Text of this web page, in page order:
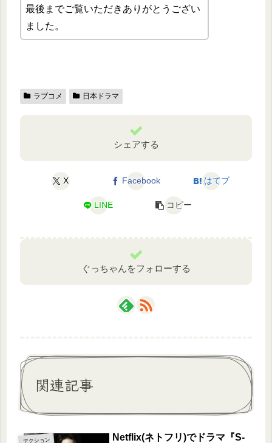
最後までご覧いただきありがとうござい
ました。
ラブコメ 日本ドラマ
シェアする
X Facebook はてブ
LINE コピー
ぐっちゃんをフォローする
関連記事
アクション
Netflix(ネトフリ)でドラマ『S-